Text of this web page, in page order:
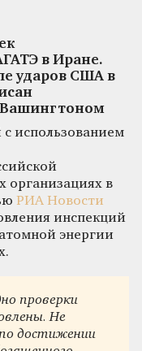
в Иране.
ударов США в
использованием
в
РИА Новости
инспекций
энергии
проверки
Не
достижении